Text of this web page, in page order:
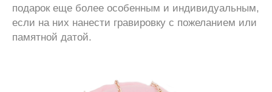
подарок еще более особенным и индивидуальным,
если на них нанести гравировку с пожеланием или
памятной датой.